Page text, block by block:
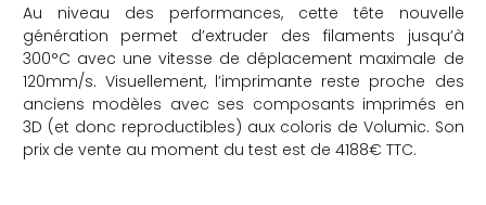
Au niveau des performances, cette tête nouvelle
génération permet d’extruder des filaments jusqu’à
300°C avec une vitesse de déplacement maximale de
120mm/s. Visuellement, l’imprimante reste proche des
anciens modèles avec ses composants imprimés en
3D (et donc reproductibles) aux coloris de Volumic. Son
prix de vente au moment du test est de 4188€ TTC.